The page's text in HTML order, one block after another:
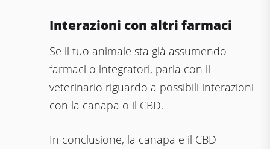
Interazioni con altri farmaci
Se il tuo animale sta già assumendo
farmaci o integratori, parla con il
veterinario riguardo a possibili interazioni
con la canapa o il CBD.
In conclusione, la canapa e il CBD